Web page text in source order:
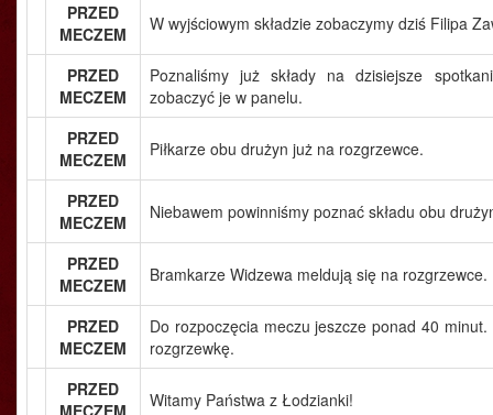
PRZED
MECZEM
W wyjściowym składzie zobaczymy dziś Filipa
PRZED
MECZEM
Poznaliśmy już składy na dzisiejsze
zobaczyć je w panelu.
PRZED
MECZEM
Piłkarze obu drużyn już na rozgrzewce.
PRZED
MECZEM
Niebawem powinniśmy poznać składu obu
PRZED
MECZEM
Bramkarze Widzewa meldują się na rozgrzewce.
PRZED
MECZEM
Do rozpoczęcia meczu jeszcze ponad 40
rozgrzewkę.
PRZED
MECZEM
Witamy Państwa z Łodzianki!